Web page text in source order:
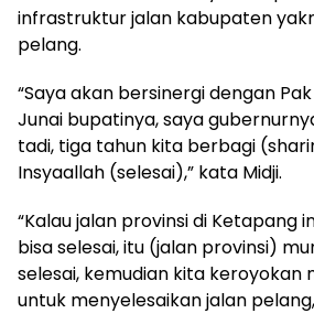
infrastruktur jalan kabupaten
pelang.
“Saya akan bersinergi dengan
Junai bupatinya, saya
tadi, tiga tahun kita berbagi
Insyaallah (selesai),” kata Midji.
“Kalau jalan provinsi di Ketapang
bisa selesai, itu (jalan provinsi)
selesai, kemudian kita
untuk menyelesaikan jalan